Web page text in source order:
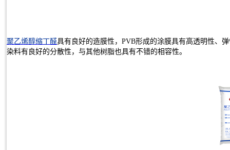
聚乙烯醇缩丁醛具有良好的造膜性，PVB形成的涂膜具有高透明性、
染料有良好的分散性，与其他树脂也具有不错的相容性。